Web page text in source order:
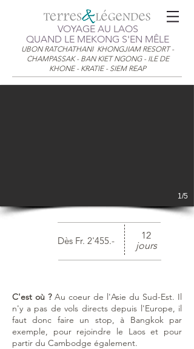
VOYAGE AU LAOS
QUAND LE MEKONG S'EN MÊLE
UBON RATCHATHANI KHONGJIAM RESORT -
CHAMPASSAK - BAN KIET NGONG - ILE DE
KHONE - KRATIE - SIEM REAP
1/5
Dès Fr. 2'455.-
12
jours
C'est où ? Au coeur de l'Asie du Sud-Est. Il
n'y a pas de vols directs depuis l'Europe, il
faut donc faire un stop, à Bangkok par
exemple, pour rejoindre le Laos et pour
partir du Cambodge également.